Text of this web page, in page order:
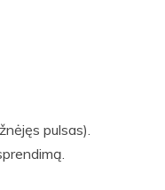
pulsas).